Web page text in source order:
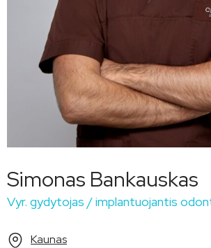
Simonas Bankauskas
Vyr. gydytojas / implantuojantis
Kaunas